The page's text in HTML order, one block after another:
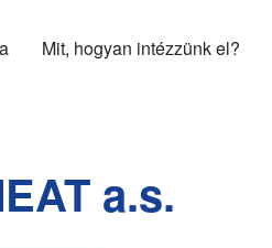
Mit, hogyan intézzünk el?
a.s.